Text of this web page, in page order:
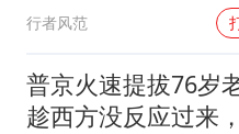
行者风范
普京火速提拔76岁
趁西方没反应过来